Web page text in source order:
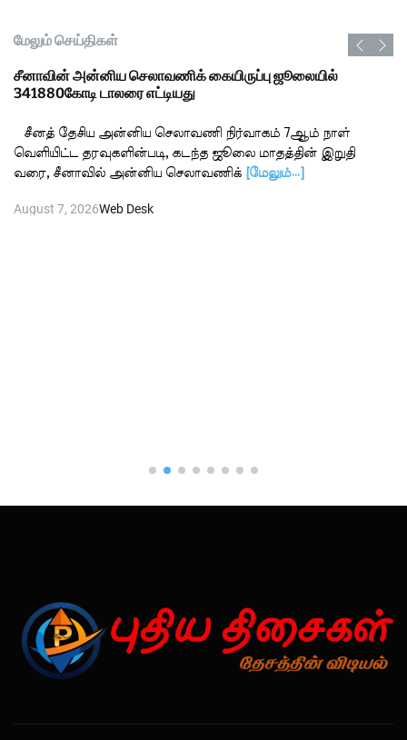
மேலும் செய்திகள்
சீனாவின் அன்னிய செலாவணிக் கையிருப்பு ஜூலையில்
341880கோடி டாலரை எட்டியது
சீனத் தேசிய அன்னிய செலாவணி நிர்வாகம் 7ஆம் நாள்
வெளியிட்ட தரவுகளின்படி, கடந்த ஜூலை மாதத்தின் இறுதி
வரை, சீனாவில் அன்னிய செலாவணிக்
[மேலும்…]
August 7, 2026Web Desk